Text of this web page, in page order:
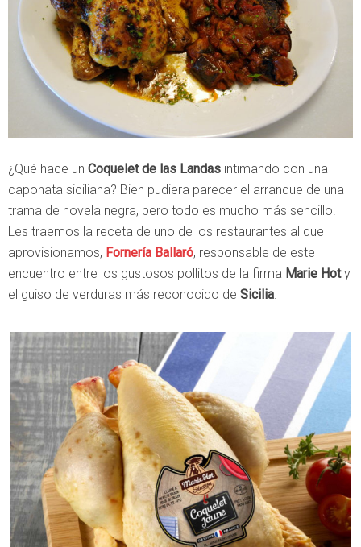
¿Qué hace un Coquelet de las Landas intimando con una
caponata siciliana? Bien pudiera parecer el arranque de una
trama de novela negra, pero todo es mucho más sencillo.
Les traemos la receta de uno de los restaurantes al que
aprovisionamos, Fornería Ballaró, responsable de este
encuentro entre los gustosos pollitos de la firma Marie Hoty
el guiso de verduras más reconocido de Sicilia